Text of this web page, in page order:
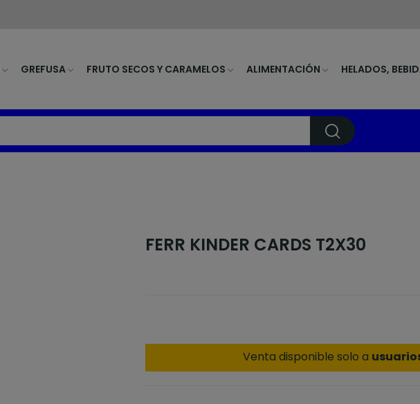
GREFUSA FRUTO SECOS Y CARAMELOS ALIMENTACIÓN HELADOS,
FERR KINDER CARDS T2X30
Venta disponible solo a